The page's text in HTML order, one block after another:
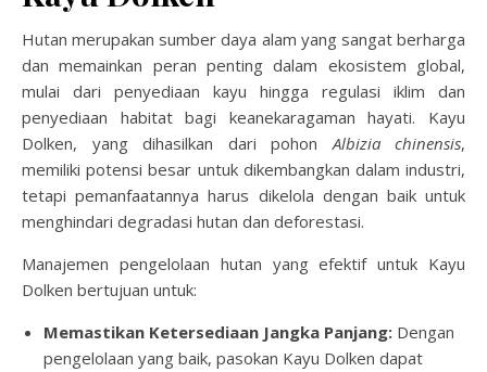
Hutan merupakan sumber daya alam yang sangat berharga
dan memainkan peran penting dalam ekosistem global,
mulai dari penyediaan kayu hingga regulasi iklim dan
penyediaan habitat bagi keanekaragaman hayati. Kayu
Dolken, yang dihasilkan dari pohonAlbizia chinensis,
memiliki potensi besar untuk dikembangkan dalam industri,
tetapi pemanfaatannya harus dikelola dengan baik untuk
menghindari degradasi hutan dan deforestasi.
Manajemen pengelolaan hutan yang efektif untuk Kayu
Dolken bertujuan untuk:
Memastikan Ketersediaan Jangka Panjang: Dengan
pengelolaan yang baik, pasokan Kayu Dolken dapat